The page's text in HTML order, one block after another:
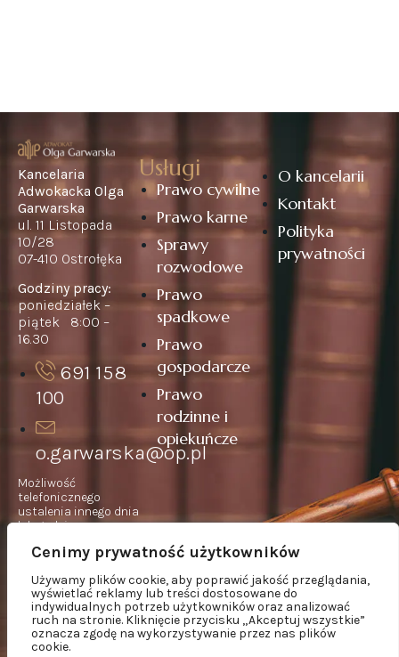
Cenimy prywatność użytkowników
Używamy plików cookie, aby poprawić jakość przeglądania,
wyświetlać reklamy lub treści dostosowane do
indywidualnych potrzeb użytkowników oraz analizować
ruch na stronie. Kliknięcie przycisku „Akceptuj wszystkie”
oznacza zgodę na wykorzystywanie przez nas plików
cookie.
Kancelaria
Adwokacka Olga
Garwarska
ul. 11 Listopada
10/28
07-410 Ostrołęka
Godziny pracy:
poniedziałek –
piątek 8:00 –
16.30
691 158
100
o.garwarska@op.pl
Możliwość
telefonicznego
ustalenia innego dnia
lub godziny
W pilnych sprawach –
całodobowo.
Usługi
Prawo cywilne
Prawo karne
Sprawy
rozwodowe
Prawo
spadkowe
Prawo
gospodarcze
Prawo
rodzinne i
opiekuńcze
O kancelarii
Kontakt
Polityka
prywatności